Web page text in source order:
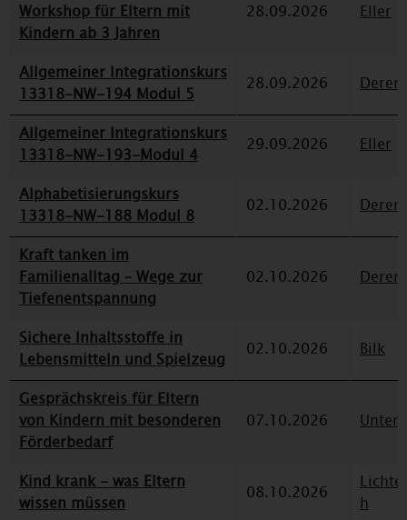
Workshop für Eltern mit
Kindern ab 3 Jahren
28.09.2026 Eller
Allgemeiner Integrationskurs
13318-NW-194 Modul 5
28.09.2026
Allgemeiner Integrationskurs
13318-NW-193-Modul 4
29.09.2026 Eller
Alphabetisierungskurs
13318-NW-188 Modul 8
02.10.2026
Kraft tanken im
Familienalltag – Wege zur
Tiefenentspannung
02.10.2026
Sichere Inhaltsstoffe in
Lebensmitteln und Spielzeug
02.10.2026 Bilk
Gesprächskreis für Eltern
von Kindern mit besonderen
Förderbedarf
07.10.2026
Kind krank - was Eltern
wissen müssen
08.10.2026
h